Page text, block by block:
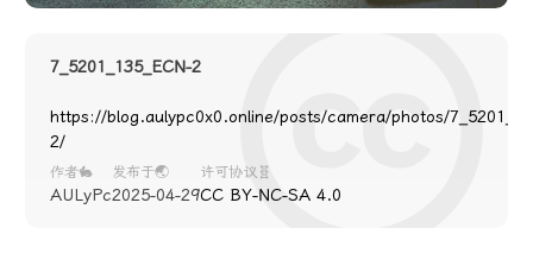
7_5201_135_ECN-2
https://blog.aulypc0x0.online/posts/camera/photos/
2/
作者🐇
AULyPc
发布于🌏
2025-04-29
许可协议🧬
CC BY-NC-SA 4.0